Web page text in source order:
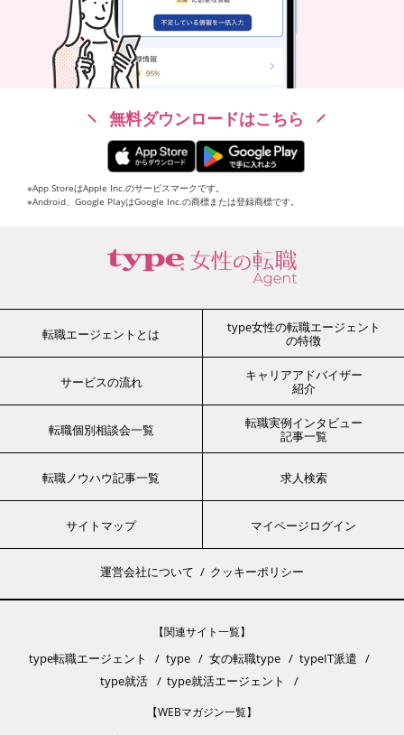
無料ダウンロードはこちら
※App StoreはApple Inc.のサービスマークです。
※Android、Google PlayはGoogle Inc.の商標または登録商標です。
転職エージェントとは
type女性の転職エージェント
の特徴
サービスの流れ
キャリアアドバイザー
紹介
転職個別相談会一覧
転職実例インタビュー
記事一覧
転職ノウハウ記事一覧 求人検索
サイトマップ マイページログイン
運営会社について クッキーポリシー
【関連サイト一覧】
type転職エージェント type 女の転職type
typeIT派遣
type就活
type就活エージェント
【WEBマガジン一覧】